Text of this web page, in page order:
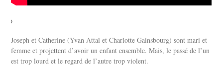
)
Joseph et Catherine (Yvan Attal et Charlotte Gainsbourg) sont mari et
femme et projettent d’avoir un enfant ensemble. Mais, le passé de l’un
est trop lourd et le regard de l’autre trop violent.